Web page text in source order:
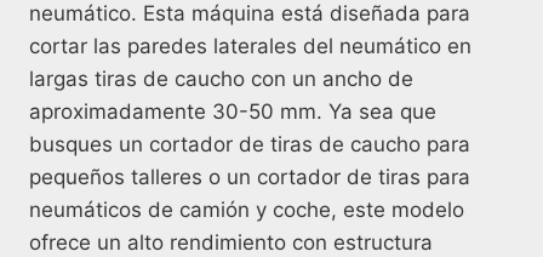
neumático. Esta máquina está diseñada para
cortar las paredes laterales del neumático en
largas tiras de caucho con un ancho de
aproximadamente 30-50 mm. Ya sea que
busques un cortador de tiras de caucho para
pequeños talleres o un cortador de tiras para
neumáticos de camión y coche, este modelo
ofrece un alto rendimiento con estructura